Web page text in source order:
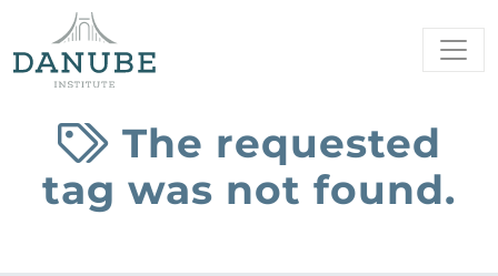
The requested
tag was not found.